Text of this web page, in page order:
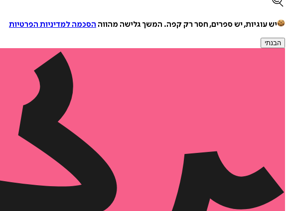
יש עוגיות, יש ספרים, חסר רק קפה. המשך גלישה מהווה הסכמה למדיניות הפרטיות
הבנתי